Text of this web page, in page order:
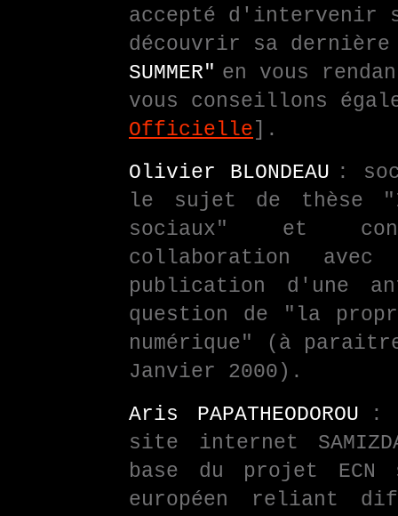
accepté d'intervenir
découvrir sa dernière
SUMMER" en vous
vous conseillons
Officielle].
Olivier BLONDEAU :
le sujet de thèse
sociaux" et
collaboration
publication d'une
question de "la
numérique" (à
Janvier 2000).
Aris PAPATHEODOROU
:
site internet
base du projet ECN
européen reliant